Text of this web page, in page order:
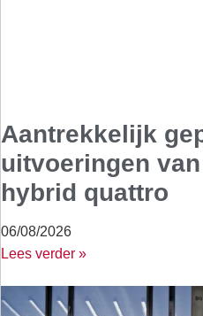
Aantrekkelijk
uitvoeringen
hybrid quattro
06/08/2026
Lees verder »